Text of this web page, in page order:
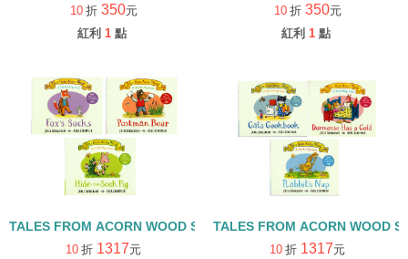
10 折 350元
紅利 1 點
10 折 350元
紅利 1 點
TALES FROM ACORN WOOD STORY COLLECTION 觀察探索組/
10 折 1317元
TALES FROM ACORN WOOD
10 折 1317元